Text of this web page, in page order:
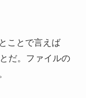
ことで言えば
だ。ファイルの